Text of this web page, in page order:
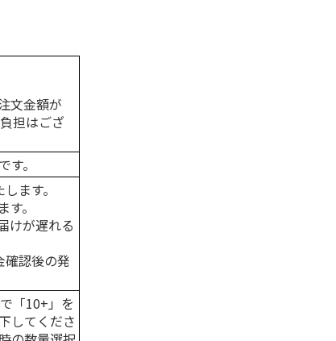
文金額が
担はござ
。
ます。
。
けが遅れる
確認後の発
「10+」を
してくださ